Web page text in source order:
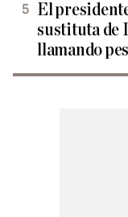
El
sustituta de
llamando